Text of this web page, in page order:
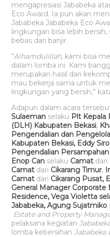
mengapresiasi Jababeka
Eco Award. Ia pun akan
Jababeka Jababeka Eco
lingkungan bisa lebih
bebas dari banjir.
“Alhamdulillah, kami bisa
dalam lomba ini. Kami
merupakan hasil dari
mau bekerja sama untuk
lingkungan yang bersih,”
Adapun dalam acara
Sulaeman selaku Plt Kepala
(DLH) Kabupaten Bekasi,
Pengendalian dan
Kabupaten Bekasi, Eddy
Pengendalian
Enop Can selaku Camat dari
Camat dari Cikarang Timur,
Camat dari Cikarang Pusat,
General Manager
Residence, Vega Violetta
Jababeka, Agung Sujatmiko
Estate and Property
pelaksana kegiatan
lomba kebersihan Jababeka